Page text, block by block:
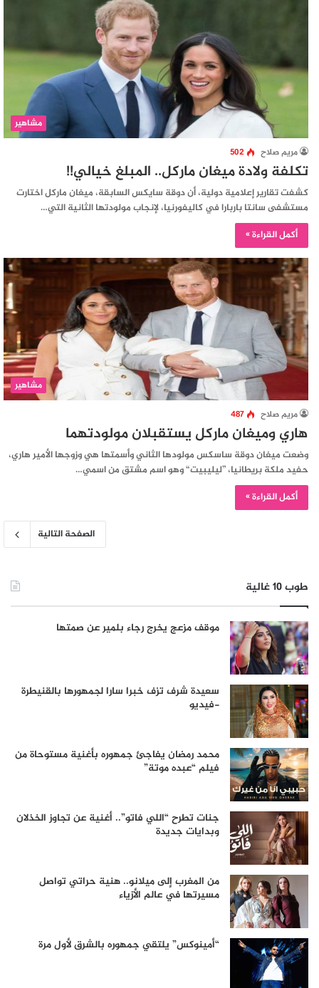
مشاهير
مريم صلاح 502
تكلفة ولادة ميغان ماركل.. المبلغ خيالي!!
كشفت تقارير إعلامية دولية، أن دوقة سايكس السابقة، ميغان ماركل اختارت
مستشفى سانتا باربارا في كاليفورنيا، لإنجاب مولودتها الثانية التي…
أكمل القراءة »
مشاهير
مريم صلاح 487
هاري وميغان ماركل يستقبلان مولودتهما
وضعت ميغان دوقة ساسكس مولودها الثاني وأسمتها هي وزوجها الأمير هاري،
حفيد ملكة بريطانيا، ”ليليبيت“ وهو اسم مشتق من اسمي…
أكمل القراءة »
الصفحة التالية
طوب 10 غالية
موقف مزعج يخرج رجاء بلمير عن صمتها
سعيدة شرف تزف خبرا سارا لجمهورها بالقنيطرة
-فيديو
محمد رمضان يفاجئ جمهوره بأغنية مستوحاة من
فيلم “عبده موتة”
جنات تطرح “اللي فاتو”.. أغنية عن تجاوز الخذلان
وبدايات جديدة
من المغرب إلى ميلانو.. هنية حراتي تواصل
مسيرتها في عالم الأزياء
“أمينوكس” يلتقي جمهوره بالشرق لأول مرة